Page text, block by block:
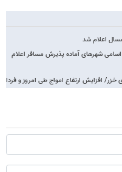
اعلام شد
شهرهای آماده پذیرش مسافر اعلام
افزایش ارتفاع امواج طی امروز و فردا